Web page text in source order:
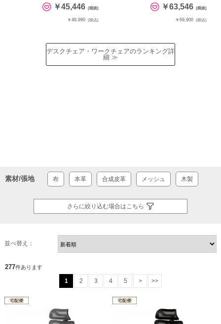
￥45,446 (税抜)
￥49,990 (税込)
￥63,546 (税抜)
￥69,900 (税込)
デスクチェア・ワークチェアのランキング詳
細 ≫
素材/張地 布 本革 合成皮革 メッシュ 木製
さらに絞り込む場合はこちら
並べ替え：
277件あります
1 2 3 4 5 > >>